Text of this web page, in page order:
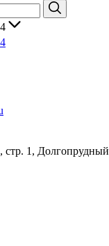
стр. 1, Долгопрудный